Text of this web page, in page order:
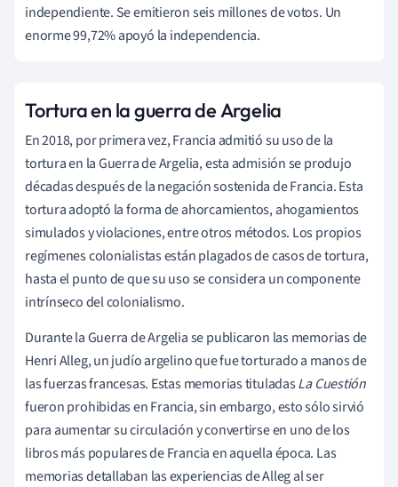
independiente. Se emitieron seis millones de votos. Un
enorme 99,72% apoyó la independencia.
Tortura en la guerra de Argelia
En 2018, por primera vez, Francia admitió su uso de la
tortura en la Guerra de Argelia, esta admisión se produjo
décadas después de la negación sostenida de Francia. Esta
tortura adoptó la forma de ahorcamientos, ahogamientos
simulados y violaciones, entre otros métodos. Los propios
regímenes colonialistas están plagados de casos de tortura,
hasta el punto de que su uso se considera un componente
intrínseco del colonialismo.
Durante la Guerra de Argelia se publicaron las memorias de
Henri Alleg, un judío argelino que fue torturado a manos de
las fuerzas francesas. Estas memorias tituladasLa Cuestión
fueron prohibidas en Francia, sin embargo, esto sólo sirvió
para aumentar su circulación y convertirse en uno de los
libros más populares de Francia en aquella época. Las
memorias detallaban las experiencias de Alleg al ser